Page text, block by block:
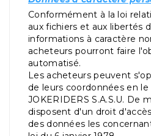
Conformément à la loi
aux fichiers et aux libertés
informations à caractère
acheteurs pourront faire
automatisé.
Les acheteurs peuvent
de leurs coordonnées en le
JOKERIDERS S.A.S.U. De
disposent d'un droit
des données les